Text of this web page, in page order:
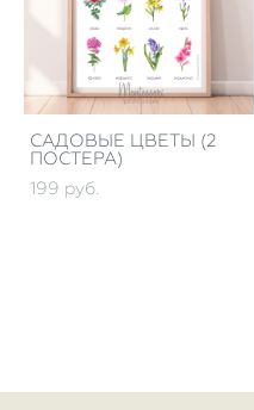
САДОВЫЕ ЦВЕТЫ (2
ПОСТЕРА)
199 pуб.